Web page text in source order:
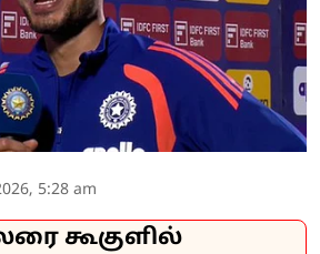
5:28 am
கூகுளில்